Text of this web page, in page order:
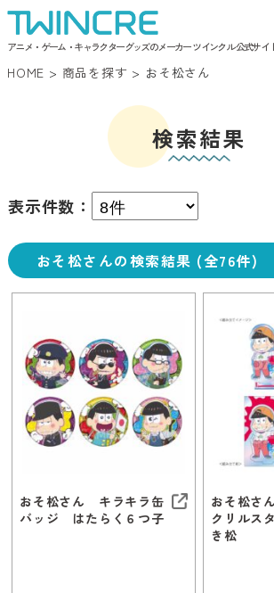
アニメ・ゲーム・キャラクターグッズのメーカー ツインクル 公式サイ
HOME > 商品を探す > おそ松さん
検索結果
表示件数：
おそ松さんの検索結果 (全76件)
おそ松さん キラキラ缶
バッジ はたらく６つ子
おそ松さ
クリルス
き松